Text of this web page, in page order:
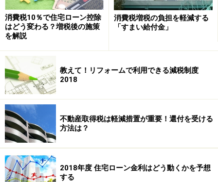
償還期間が10年以上の借入金を有すること
控除を受ける年の合計所得金額が3000万円以下であ
ること（サラリーマンなどの年収に換算すると約
3336万円）
取得後６カ月以内に入居し、2011年12月31日まで引
き続き住んでいること。ただし、居住の用に供する
住宅を２以上所有する場合は、“主として”居住の用
に供する一つの住宅に限られる
配偶者（婚約者を含む）や同居の親族から購入した
住宅でないこと
給与所得者が使用者（会社）から使用人である地位
消費税10％で住宅ローン控除
はどう変わる？増税後の施策
を解説
消費税増税の負担を軽減する
「すまい給付金」
教えて！リフォームで利用できる減税制度
2018
不動産取得税は軽減措置が重要！還付を受ける
方法は？
2018年度 住宅ローン金利はどう動くかを予想
する